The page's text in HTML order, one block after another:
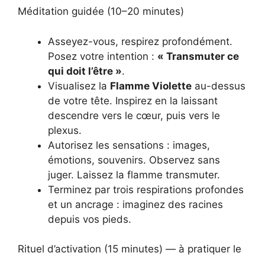
Méditation guidée (10–20 minutes)
Asseyez-vous, respirez profondément.
Posez votre intention : « Transmuter ce
qui doit l’être ».
Visualisez la Flamme Violette au-dessus
de votre tête. Inspirez en la laissant
descendre vers le cœur, puis vers le
plexus.
Autorisez les sensations : images,
émotions, souvenirs. Observez sans
juger. Laissez la flamme transmuter.
Terminez par trois respirations profondes
et un ancrage : imaginez des racines
depuis vos pieds.
Rituel d’activation (15 minutes) — à pratiquer le